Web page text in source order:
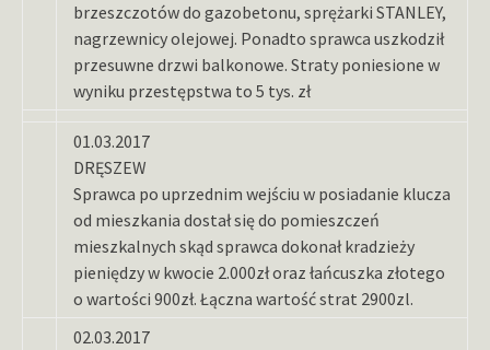
brzeszczotów do gazobetonu, sprężarki STANLEY,
nagrzewnicy olejowej. Ponadto sprawca uszkodził
przesuwne drzwi balkonowe. Straty poniesione w
wyniku przestępstwa to 5 tys. zł
01.03.2017
DRĘSZEW
Sprawca po uprzednim wejściu w posiadanie klucza
od mieszkania dostał się do pomieszczeń
mieszkalnych skąd sprawca dokonał kradzieży
pieniędzy w kwocie 2.000zł oraz łańcuszka złotego
o wartości 900zł. Łączna wartość strat 2900zl.
02.03.2017